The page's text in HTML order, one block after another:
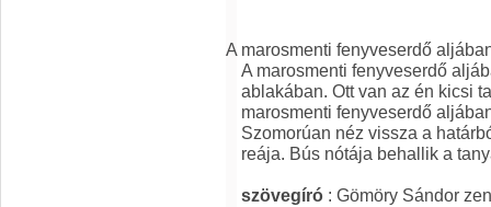
A marosmenti fenyveserdő
A marosmenti fenyveserdő
ablakában. Ott van az én kicsi
marosmenti fenyveserdő
Szomorúan néz vissza a
reája. Bús nótája behallik a
szövegíró : Gömöry Sándor